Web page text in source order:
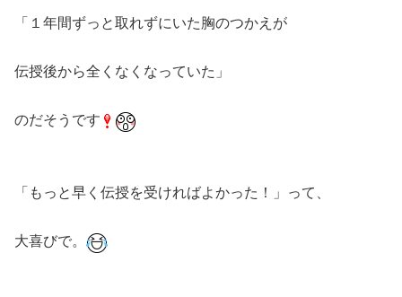
「１年間ずっと取れずにいた胸のつかえが
伝授後から全くなくなっていた」
のだそうです
「もっと早く伝授を受ければよかった！」って、
大喜びで。